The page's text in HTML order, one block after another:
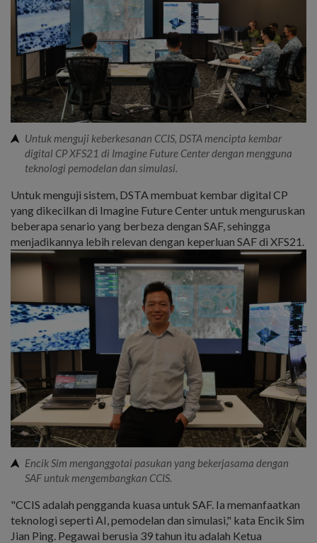
Untuk menguji keberkesanan CCIS, DSTA mencipta kembar
digital CP XFS21 di Imagine Future Center dengan mengguna
teknologi pemodelan dan simulasi.
Untuk menguji sistem, DSTA membuat kembar digital CP
yang dikecilkan di Imagine Future Center untuk menguruskan
beberapa senario yang berbeza dengan SAF, sehingga
menjadikannya lebih relevan dengan keperluan SAF di XFS21.
Encik Sim menganggotai pasukan yang bekerjasama dengan
SAF untuk mengembangkan CCIS.
"CCIS adalah pengganda kuasa untuk SAF. Ia memanfaatkan
teknologi seperti AI, pemodelan dan simulasi," kata Encik Sim
Jian Ping. Pegawai berusia 39 tahun itu adalah Ketua